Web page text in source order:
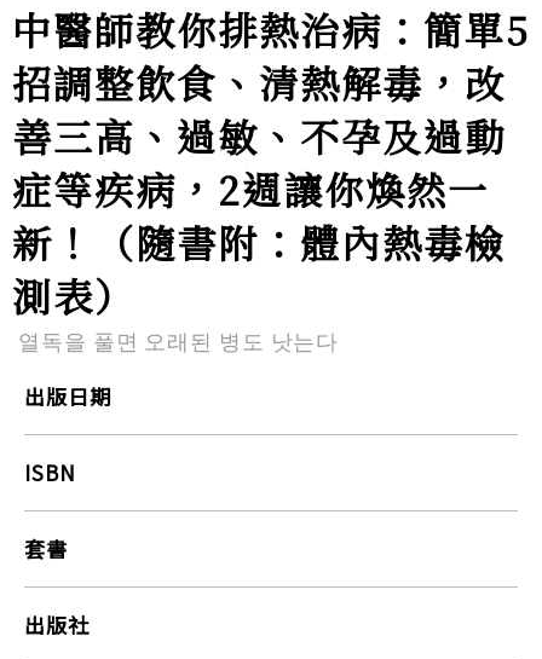
中醫師教你排熱治病：簡單5
招調整飲食、清熱解毒，改
善三高、過敏、不孕及過動
症等疾病，2週讓你煥然一
新！（隨書附：體內熱毒檢
測表）
열독을 풀면 오래된 병도 낫는다
出版日期
ISBN
套書
出版社